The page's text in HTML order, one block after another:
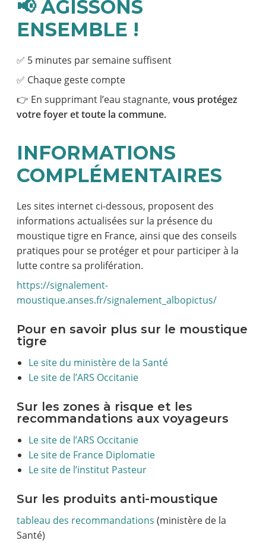
📢 AGISSONS
ENSEMBLE !
✅ 5 minutes par semaine suffisent
✅ Chaque geste compte
👉 En supprimant l’eau stagnante, vous protégez
votre foyer et toute la commune.
INFORMATIONS
COMPLÉMENTAIRES
Les sites internet ci-dessous, proposent des
informations actualisées sur la présence du
moustique tigre en France, ainsi que des conseils
pratiques pour se protéger et pour participer à la
lutte contre sa prolifération.
https://signalement-
moustique.anses.fr/signalement_albopictus/
Pour en savoir plus sur le moustique
tigre
Le site du ministère de la Santé
Le site de l’ARS Occitanie
Sur les zones à risque et les
recommandations aux voyageurs
Le site de l’ARS Occitanie
Le site de France Diplomatie
Le site de l’institut Pasteur
Sur les produits anti-moustique
tableau des recommandations (ministère de la
Santé)